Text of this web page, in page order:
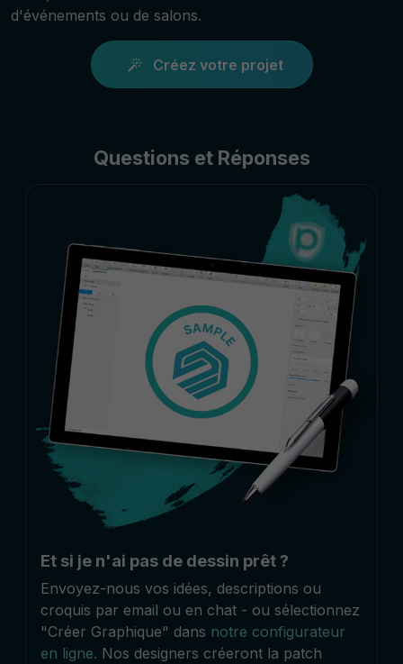
d'événements ou de salons.
Créez votre projet
Questions et Réponses
Et si je n'ai pas de dessin prêt ?
Envoyez-nous vos idées, descriptions ou
croquis par email ou en chat - ou sélectionnez
"Créer Graphique" dans notre configurateur
en ligne. Nos designers créeront la patch